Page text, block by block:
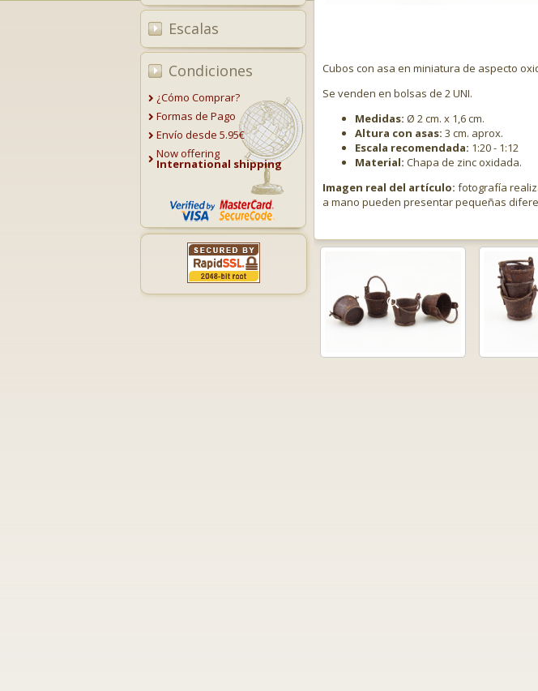
Escalas
Condiciones
¿Cómo Comprar?
Formas de Pago
Envío desde 5.95€
Now offering
International shipping
Cubos con asa en miniatura de aspecto
Se venden en bolsas de 2 UNI.
Medidas: Ø 2 cm. x 1,6 cm.
Altura con asas: 3 cm. aprox.
Escala recomendada: 1:20 - 1:12
Material: Chapa de zinc oxidada.
Imagen real del artículo: fotografía
a mano pueden presentar pequeñas